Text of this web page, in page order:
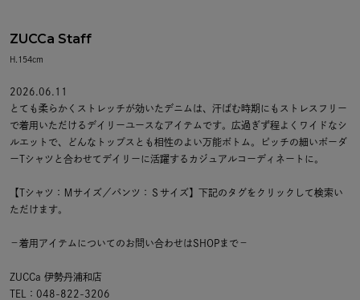
ZUCCa Staff
H.154cm
2026.06.11
とても柔らかくストレッチが効いたデニムは、汗ばむ時期にもストレスフリー
で着用いただけるデイリーユースなアイテムです。広過ぎず程よくワイドなシ
ルエットで、どんなトップスとも相性のよい万能ボトム。ピッチの細いボーダ
ーTシャツと合わせてデイリーに活躍するカジュアルコーディネートに。
【Tシャツ：Ｍサイズ／パンツ：Ｓサイズ】下記のタグをクリックして検索い
ただけます。
－着用アイテムについてのお問い合わせはSHOPまで－
ZUCCa 伊勢丹浦和店
TEL：048-822-3206